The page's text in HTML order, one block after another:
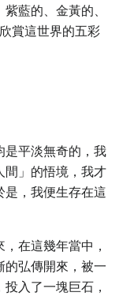
藍的、金黃的、
賞這世界的五彩
是平淡無奇的，我
間」的悟境，我才
是，我便生存在這
在這幾年當中，
的弘傳開來，被一
入了一塊巨石，